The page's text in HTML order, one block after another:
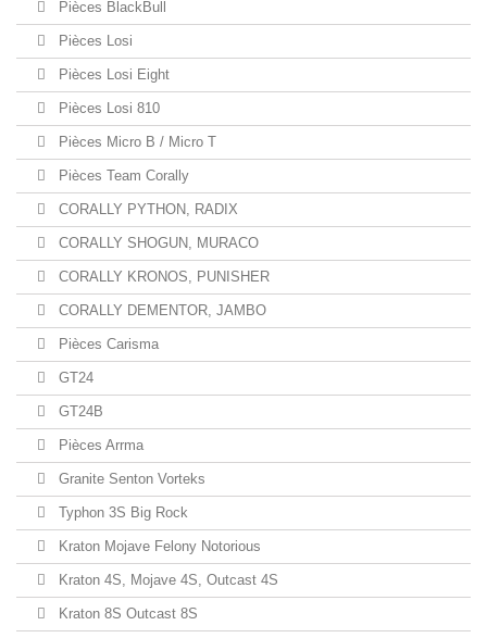
Pièces BlackBull
Pièces Losi
Pièces Losi Eight
Pièces Losi 810
Pièces Micro B / Micro T
Pièces Team Corally
CORALLY PYTHON, RADIX
CORALLY SHOGUN, MURACO
CORALLY KRONOS, PUNISHER
CORALLY DEMENTOR, JAMBO
Pièces Carisma
GT24
GT24B
Pièces Arrma
Granite Senton Vorteks
Typhon 3S Big Rock
Kraton Mojave Felony Notorious
Kraton 4S, Mojave 4S, Outcast 4S
Kraton 8S Outcast 8S